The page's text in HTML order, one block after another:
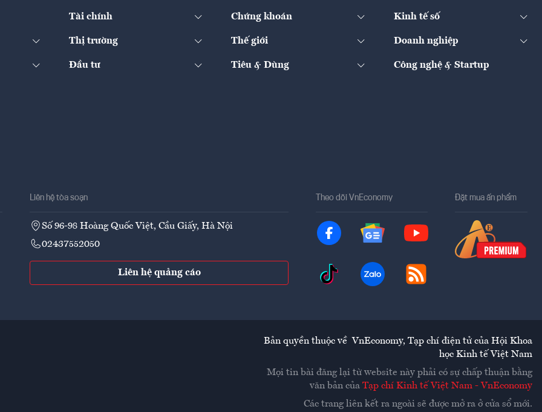
Tài chính Chứng khoán Kinh tế số
Thị trường Thế giới Doanh nghiệp
Đầu tư Tiêu & Dùng Công nghệ & Startup
Liên hệ tòa soạn
Số 96-98 Hoàng Quốc Việt, Cầu Giấy, Hà Nội
02437552050
Liên hệ quảng cáo
Theo dõi VnEconomy Đặt mua ấn phẩm
Bản quyền thuộc về VnEconomy, Tạp chí điện tử của Hội Khoa
học Kinh tế Việt Nam
Mọi tin bài đăng lại từ website này phải có sự chấp thuận bằng
văn bản của Tạp chí Kinh tế Việt Nam - VnEconomy
Các trang liên kết ra ngoài sẽ được mở ra ở cửa sổ mới.